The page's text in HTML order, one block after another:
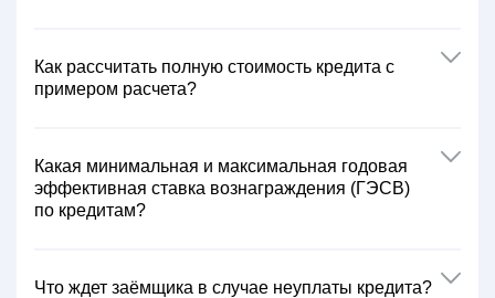
Как рассчитать полную стоимость кредита с
примером расчета?
Какая минимальная и максимальная годовая
эффективная ставка вознаграждения (ГЭСВ)
по кредитам?
Что ждет заёмщика в случае неуплаты кредита?